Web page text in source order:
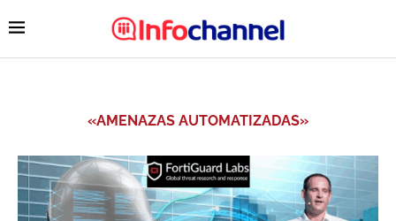
«AMENAZAS AUTOMATIZADAS»